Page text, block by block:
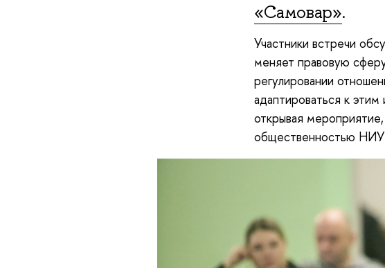
«Самовар».
Участники встречи
меняет правовую
регулировании
адаптироваться к
открывая
общественностью